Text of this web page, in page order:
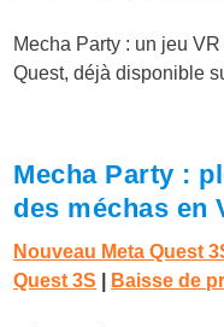
Mecha Party : un jeu
Quest, déjà disponible
Mecha Party :
des méchas en
Nouveau Meta Quest
Quest 3S
Baisse de